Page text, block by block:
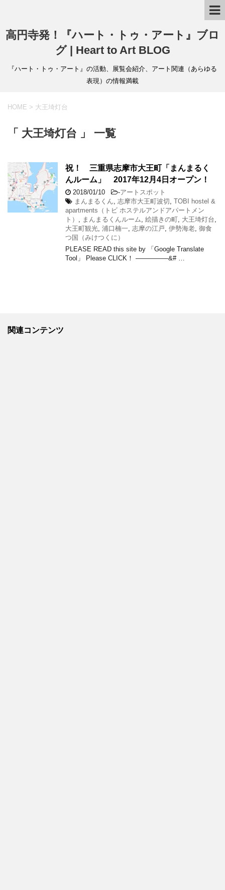
高円寺発！『ハート・トゥ・アート』ブロ
グ | Heart to Art BLOG
『ハート・トゥ・アート』の活動、展覧会紹介、アート関連（あらゆる
表現）の情報満載
HOME > 大王埼灯台
「 大王埼灯台 」 一覧
祝！ 三重県志摩市大王町「まんまるく
んルーム」 2017年12月4日オープン！
2018/01/10 -アートスポット
まんまるくん 志摩市大王町波切 TOBI hostel &
apartments（トビ ホステルアンドアパートメン
ト）
まんまるくんルーム 絵描きの町 大王埼灯台
大王町観光 浦口楠一 志摩の江戸 伊勢海老 御食
つ国（みけつくに）
PLEASE READ this site by 「Google Translate
Tool」 Please CLICK！ —————&# …
関連コンテンツ